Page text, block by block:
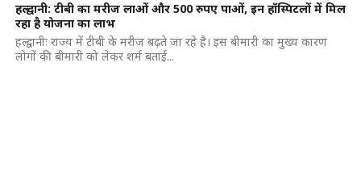
हल्द्वानी: टीबी का मरीज लाओं और 500 रुपए पाओं, इन हॉस्पिटलों में मिल
रहा है योजना का लाभ
हल्द्वानीः राज्य में टीबी के मरीज बढ़ते जा रहे है। इस बीमारी का मुख्य कारण
लोगों की बीमारी को लेकर शर्म बताई...